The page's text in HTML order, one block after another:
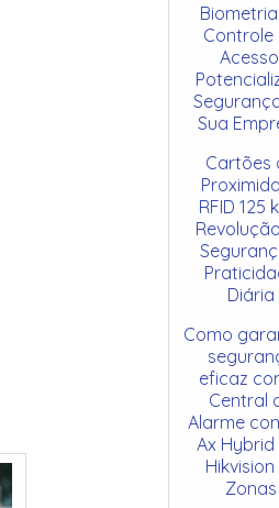
Controle
Sua
Cartões
RFID 125
Diária
Como
eficaz
Central
Alarme
Ax Hybrid
Hikvision
Zonas